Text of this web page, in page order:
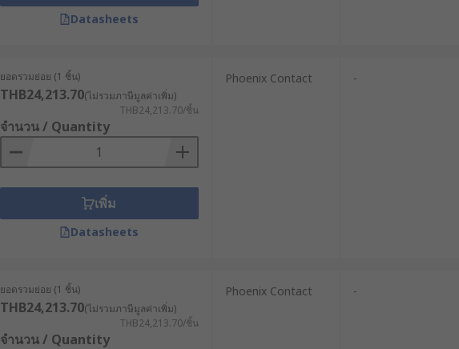
Datasheets
ยอดรวมย่อย (1 ชิ้น)
THB24,213.70(ไม่รวมภาษีมูลค่าเพิ่ม)
THB24,213.70/ชิ้น
จำนวน / Quantity
เพิ่ม
Datasheets
Phoenix Contact -
ยอดรวมย่อย (1 ชิ้น)
THB24,213.70(ไม่รวมภาษีมูลค่าเพิ่ม)
THB24,213.70/ชิ้น
จำนวน / Quantity
Phoenix Contact -